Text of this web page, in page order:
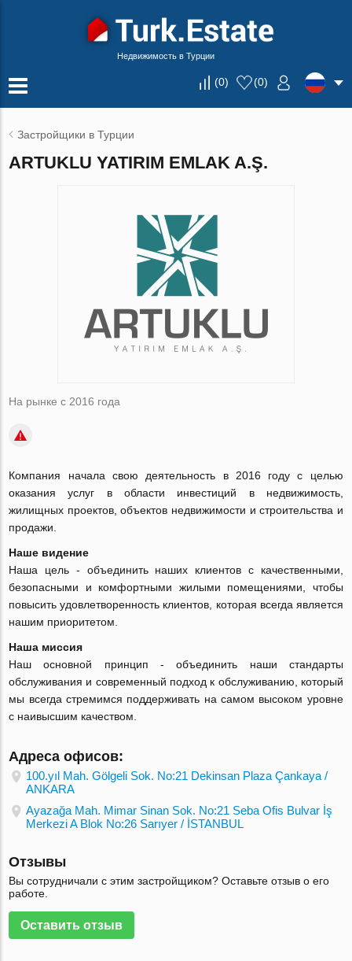
Недвижимость в Турции
(0) (0)
Застройщики в Турции
ARTUKLU YATIRIM EMLAK A.Ş.
На рынке с 2016 года
Компания начала свою деятельность в 2016 году с целью
оказания услуг в области инвестиций в недвижимость,
жилищных проектов, объектов недвижимости и строительства и
продажи.
Наше видение
Наша цель - объединить наших клиентов с качественными,
безопасными и комфортными жилыми помещениями, чтобы
повысить удовлетворенность клиентов, которая всегда является
нашим приоритетом.
Наша миссия
Наш основной принцип - объединить наши стандарты
обслуживания и современный подход к обслуживанию, который
мы всегда стремимся поддерживать на самом высоком уровне
с наивысшим качеством.
Адреса офисов:
100.yıl Mah. Gölgeli Sok. No:21 Dekinsan Plaza Çankaya /
ANKARA
Ayazağa Mah. Mimar Sinan Sok. No:21 Seba Ofis Bulvar İş
Merkezi A Blok No:26 Sarıyer / İSTANBUL
Отзывы
Вы сотрудничали с этим застройщиком? Оставьте отзыв о его
работе.
Оставить отзыв